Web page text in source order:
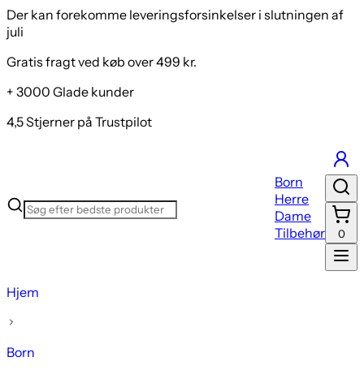
Der kan forekomme leveringsforsinkelser i slutningen af
juli
Gratis fragt ved køb over 499 kr.
+ 3000 Glade kunder
4,5 Stjerner på Trustpilot
Born
Herre
Dame
Tilbehør
0
Hjem
Born